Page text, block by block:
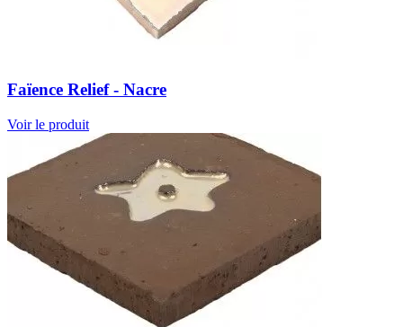
Faïence Relief - Nacre
Voir le produit